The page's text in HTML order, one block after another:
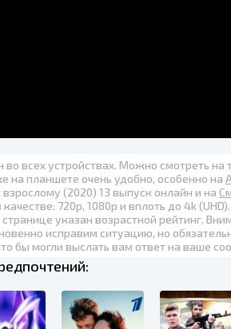
всех устройствах. Можно смотреть
на планшете очень удобно, особенно на
взрослому (2020) 13 выпуск онлайн и на
720p, 1080p и вплоть до 4k (UHD)
указан возрастной рейтинг.
исправим ситуацию, но
бы могли выслать вам ответ на ваше